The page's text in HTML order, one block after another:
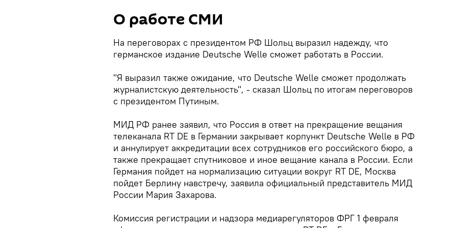
О работе СМИ
На переговорах с президентом РФ Шольц выразил надежду, что
германское издание Deutsche Welle сможет работать в России.
"Я выразил также ожидание, что Deutsche Welle сможет продолжать
журналистскую деятельность", - сказал Шольц по итогам переговоров
с президентом Путиным.
МИД РФ ранее заявил, что Россия в ответ на прекращение вещания
телеканала RT DE в Германии закрывает корпункт Deutsche Welle в РФ
и аннулирует аккредитации всех сотрудников его российского бюро, а
также прекращает спутниковое и иное вещание канала в России. Если
Германия пойдет на нормализацию ситуации вокруг RT DE, Москва
пойдет Берлину навстречу, заявила официальный представитель МИД
России Мария Захарова.
Комиссия регистрации и надзора медиарегуляторов ФРГ 1 февраля